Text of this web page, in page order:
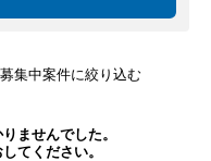
募集中案件に絞り込む
ませんでした。
てください。